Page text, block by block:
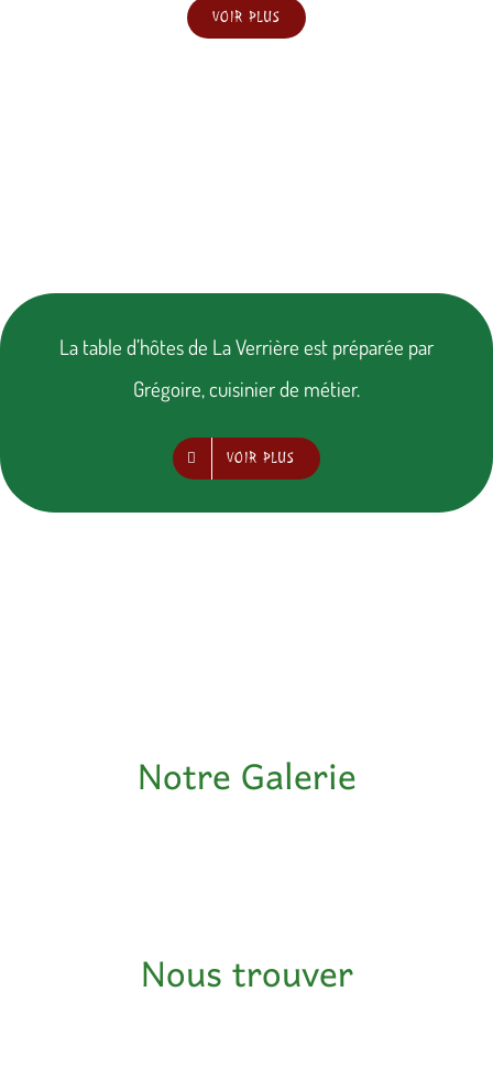
VOIR PLUS
La table d’hôtes de La Verrière est préparée par
Grégoire, cuisinier de métier.
VOIR PLUS
Notre Galerie
Nous trouver